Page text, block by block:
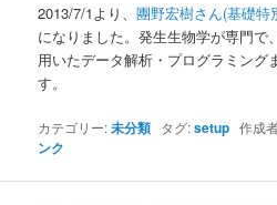
2013/7/1より、團野宏樹さん(基礎特
になりました。発生生物学が専門で
用いたデータ解析・プログラミング
す。
カテゴリー:未分類 タグ:setup 作成
ンク